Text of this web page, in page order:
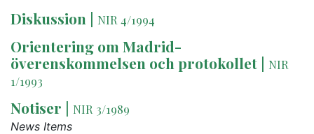
Diskussion | NIR 4/1994
Orientering om Madrid-
överenskommelsen och protokollet | NIR
1/1993
Notiser | NIR 3/1989
News Items